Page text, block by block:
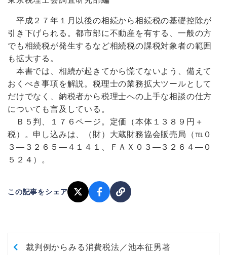
平成２７年１月以後の相続から相続税の基礎控除が
引き下げられる。都市部に不動産を有する、一般の方
でも相続税が発生するなど相続税の課税対象者の範囲
も拡大する。
本書では、相続が起きてから慌てないよう、備えて
おくべき事項を解説。税理士の業務拡大ツールとして
だけでなく、納税者から税理士への上手な相談の仕方
についても言及している。
Ｂ５判、１７６ページ。定価（本体１３８９円＋
税）。申し込みは、（財）大蔵財務協会販売局（℡０
３―３２６５―４１４１、ＦＡＸ０３―３２６４―０
５２４）。
この記事をシェア
裁判例からみる消費税法／池本征男著